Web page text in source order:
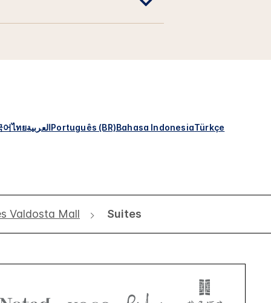
어ไทยالعربيةPortuguês (BR)Bahasa IndonesiaTürkçe
Valdosta Mall Suites